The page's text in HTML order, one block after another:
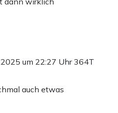
um 22:27 Uhr364T
auch etwas